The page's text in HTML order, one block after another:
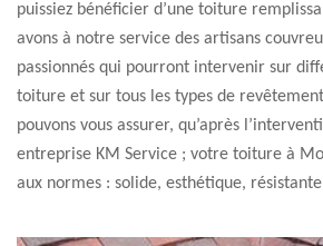
puissiez bénéficier d’une toiture
avons à notre service des artisans
passionnés qui pourront intervenir sur
toiture et sur tous les types de
pouvons vous assurer, qu’après
entreprise KM Service ; votre toiture à
aux normes : solide, esthétique,